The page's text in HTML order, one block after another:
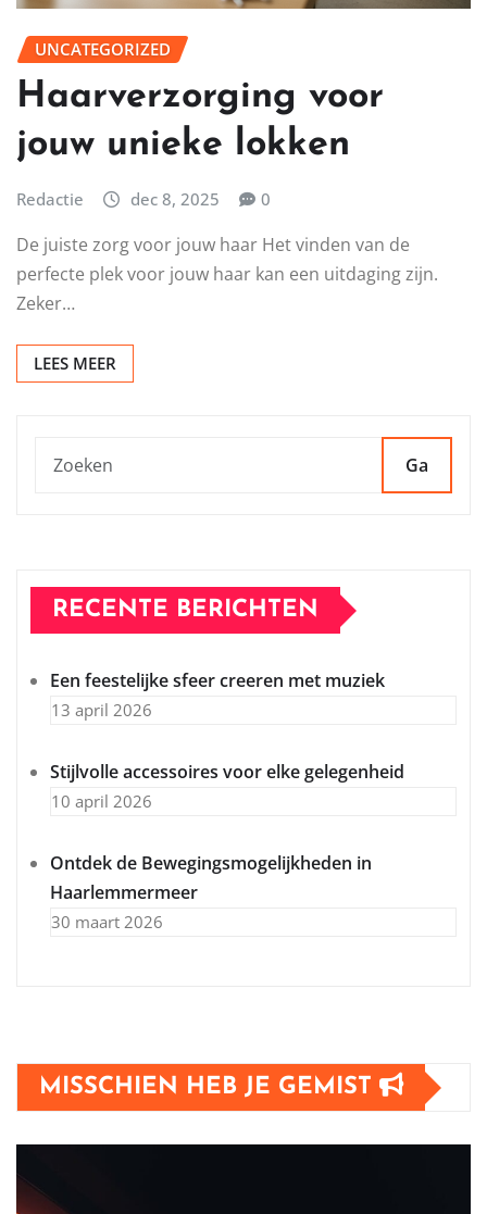
UNCATEGORIZED
Haarverzorging voor
jouw unieke lokken
Redactie dec 8, 2025 0
De juiste zorg voor jouw haar Het vinden van de
perfecte plek voor jouw haar kan een uitdaging zijn.
Zeker…
LEES MEER
Ga
RECENTE BERICHTEN
Een feestelijke sfeer creeren met muziek
13 april 2026
Stijlvolle accessoires voor elke gelegenheid
10 april 2026
Ontdek de Bewegingsmogelijkheden in
Haarlemmermeer
30 maart 2026
MISSCHIEN HEB JE GEMIST